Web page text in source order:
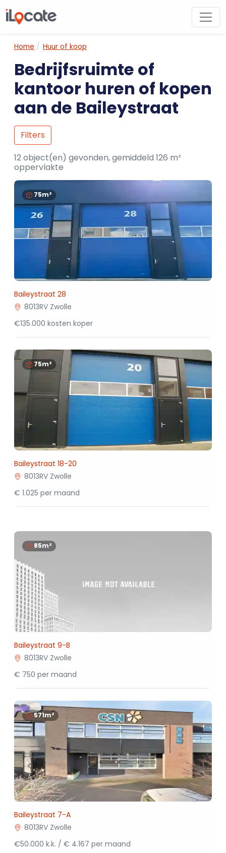
Home Huur of koop
Bedrijfsruimte of
kantoor huren of kopen
aan de Baileystraat
Filters
12 object(en) gevonden, gemiddeld 126 m²
oppervlakte
75m²
Baileystraat 28
8013RV Zwolle
€135.000 kosten koper
75m²
Baileystraat 18-20
8013RV Zwolle
€ 1.025 per maand
85m²
Baileystraat 9-B
8013RV Zwolle
€ 750 per maand
571m²
Baileystraat 7-A
8013RV Zwolle
€50.000 k.k. / € 4.167 per maand